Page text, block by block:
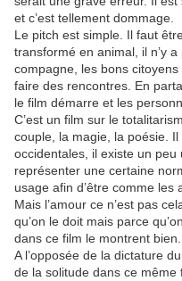
et c’est tellement dommage.
Le pitch est simple. Il faut
transformé en animal, il n’y
compagne, les bons
faire des rencontres. En
le film démarre et les
C’est un film sur le
couple, la magie, la poésie.
occidentales, il existe un
représenter une certaine
usage afin d’être comme les
Mais l’amour ce n’est pas
qu’on le doit mais parce
dans ce film le montrent bien.
A l’opposée de la dictature
de la solitude dans ce